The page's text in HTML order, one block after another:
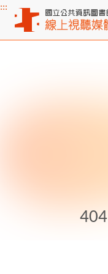
主要內容區塊
:::